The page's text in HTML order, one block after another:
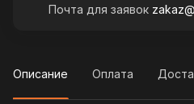
Почта для заявок
Описание Оплата